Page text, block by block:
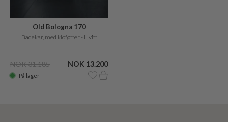
Old Bologna 170
Badekar, med kloføtter - Hvitt
NOK 31.185 NOK 13.200
På lager